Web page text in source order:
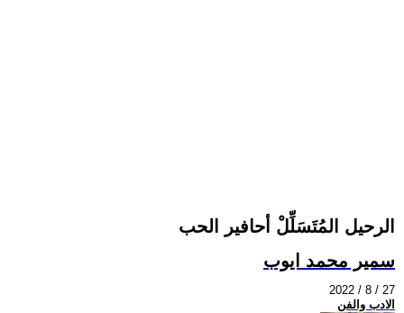
الرحيل المُتَسَلِّلْ أحافير الحب
سمير محمد ايوب
2022 / 8 / 27
الادب والفن